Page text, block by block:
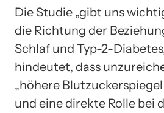
Die Studie „gibt uns
die Richtung der
Schlaf und Typ-2-
hindeutet, dass
„höhere
und eine direkte Rolle bei